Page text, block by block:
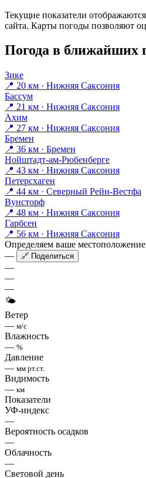
Текущие показатели
сайта. Карты погоды позволяют
Погода в ближайших
Зике
📍 20 км · Нижняя Саксония
Бассум
📍 21 км · Нижняя Саксония
Ахим
📍 27 км · Нижняя Саксония
Бремен
📍 36 км · Бремен
Нойштадт-ам-Рюбенберге
📍 43 км · Нижняя Саксония
Петерсхаген
📍 44 км · Северный Рейн-Вестфа
Вунсторф
📍 48 км · Нижняя Саксония
Гарбсен
📍 56 км · Нижняя Саксония
Определяем ваше
—
🔗 Поделиться
—
—
—
🌤
Ветер
— м/с
Влажность
— %
Давление
— мм рт.ст.
Видимость
— км
Показатели
УФ-индекс
—
Вероятность осадков
—
Облачность
—
Световой день